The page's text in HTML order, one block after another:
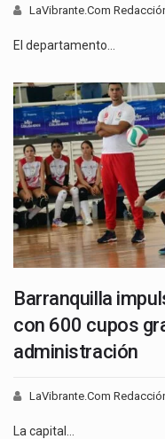
LaVibrante.Com
El departamento…
Barranquilla
con 600 cupos
administración
LaVibrante.Com
La capital…